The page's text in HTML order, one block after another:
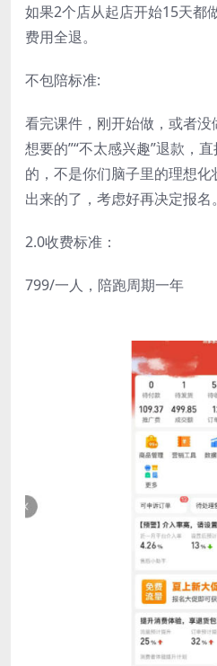
如果2个店从起店开始15天都
费用全退。
不包陪标准:
看完课件，刚开始做，或者
想要的”“不太感兴趣”退款，
的，不是你们脑子里的理想
出来的了，考虑好再决定报名。
2.0收费标准：
799/一人，陪跑周期一年